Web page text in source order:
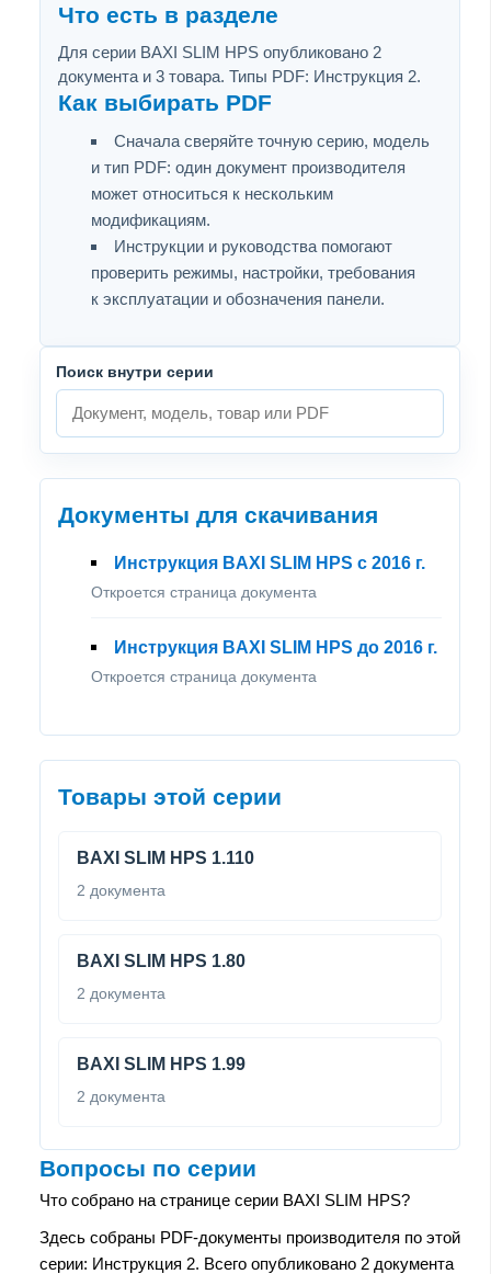
Что есть в разделе
Для серии BAXI SLIM HPS опубликовано 2
документа и 3 товара. Типы PDF: Инструкция 2.
Как выбирать PDF
Сначала сверяйте точную серию, модель
и тип PDF: один документ производителя
может относиться к нескольким
модификациям.
Инструкции и руководства помогают
проверить режимы, настройки, требования
к эксплуатации и обозначения панели.
Поиск внутри серии
Документы для скачивания
Инструкция BAXI SLIM HPS с 2016 г.
Откроется страница документа
Инструкция BAXI SLIM HPS до 2016 г.
Откроется страница документа
Товары этой серии
BAXI SLIM HPS 1.110
2 документа
BAXI SLIM HPS 1.80
2 документа
BAXI SLIM HPS 1.99
2 документа
Вопросы по серии
Что собрано на странице серии BAXI SLIM HPS?
Здесь собраны PDF-документы производителя по этой
серии: Инструкция 2. Всего опубликовано 2 документа